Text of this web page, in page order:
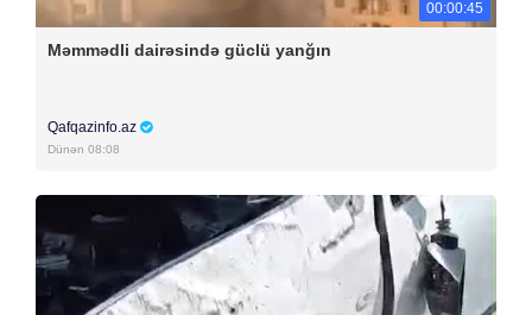
00:00:45
Məmmədli dairəsində güclü yanğın
Qafqazinfo.az
Dünən 08:08